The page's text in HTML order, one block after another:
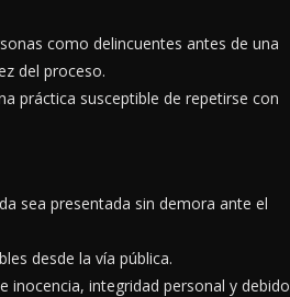
como delincuentes antes de una
del proceso.
práctica susceptible de repetirse con
sea presentada sin demora ante el
desde la vía pública.
inocencia, integridad personal y debido